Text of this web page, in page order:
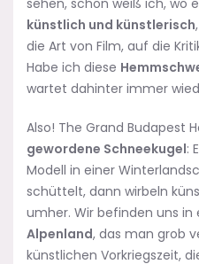
künstlich und künstlerisch
die Art von Film, auf die
Habe ich diese
wartet dahinter immer
Also! The Grand Budapest
gewordene Schneekugel:
Modell in einer
schüttelt, dann wirbeln
umher. Wir befinden uns in
Alpenland, das man grob
künstlichen Vorkriegszeit,